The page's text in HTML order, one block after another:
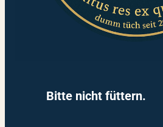
Bitte nicht füttern.